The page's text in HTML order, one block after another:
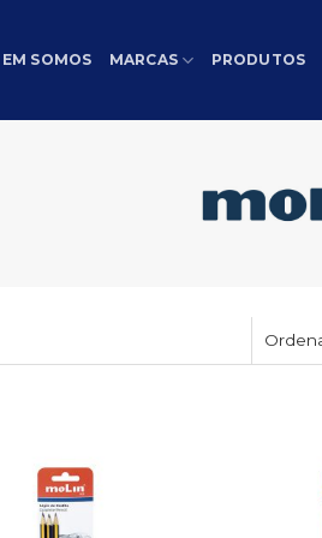
SOMOS MARCAS PRODUTOS